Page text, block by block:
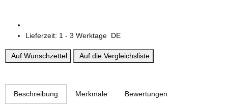
Lieferzeit: 1 - 3 Werktage DE
Auf Wunschzettel Auf die Vergleichsliste
Beschreibung Merkmale Bewertungen